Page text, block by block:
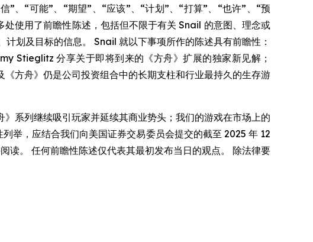
、“可能”、“期望”、“应该”、“计划”、“打算”、“也许”、“预
使用了前瞻性陈述，包括但不限于有关 Snail 的意图、理念或
划及目标的信息。 Snail 就以下事项所作的陈述具有前瞻性：
Stieglitz 分享关于即将到来的《方舟》扩展的独家新见解；
方舟》仍是公司投资组合中的长期支柱和行业最持久的生存游
系列继续吸引玩家并延续其商业势头；我们的游戏在市场上的
举，应结合我们向美国证券交易委员会提交的截至 2025 年 12
读。 任何前瞻性陈述仅代表其最初发布当日的观点。 除法律要